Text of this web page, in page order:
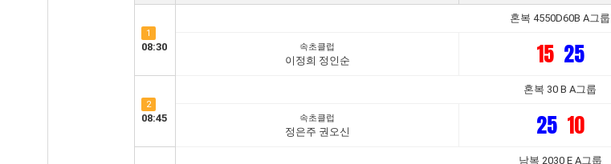
1
08:30
혼복 4550D60B A그룹
속초클럽
이정희 정인순 15 25
2
08:45
혼복 30 B A그룹
속초클럽
정은주 권오신 25 10
남복 2030 E A그룹